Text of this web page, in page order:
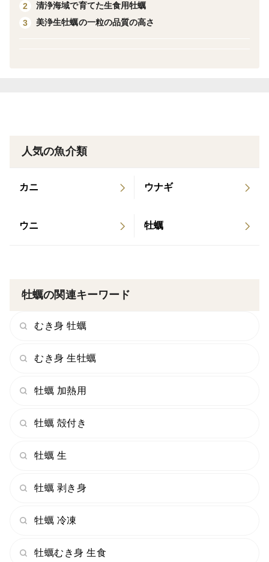
◯調理方法◯
各種調理にご使用ください。
完全に解凍しますと大切な栄養分や旨みが逃げてしまい
で、お控えください。
※まれにむき身にかき殻などがついている場合がありま
ください。
製造日から１年
＜自己紹介＞
2
清浄海域で育てた生食用牡蠣
3
美浄生牡蠣の一粒の品質の高さ
人気の魚介類
カニ ウナギ
ウニ 牡蠣
牡蠣の関連キーワード
むき身 牡蠣
むき身 生牡蠣
牡蠣 加熱用
牡蠣 殻付き
牡蠣 生
牡蠣 剥き身
牡蠣 冷凍
牡蠣むき身 生食